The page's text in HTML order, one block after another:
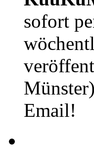
sofort
Email!